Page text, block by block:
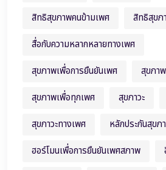
สิทธิสุขภาพคนข้ามเพศ
สิทธิสุขภ
สื่อกับความหลากหลายทางเพศ
สุขภาพเพื่อการยืนยันเพศ
สุขภา
สุขภาพเพื่อทุกเพศ
สุขภาวะ
สุขภาวะทางเพศ
หลักประกันสุขภ
ฮอร์โมนเพื่อการยืนยันเพศสภาพ